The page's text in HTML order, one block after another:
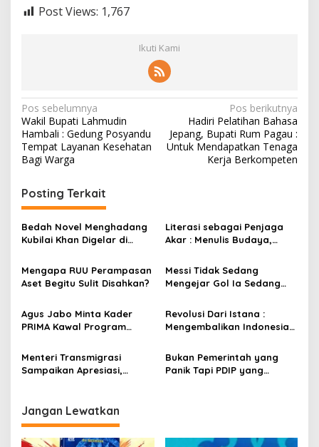
Post Views: 1,767
Ikuti Kami
N
a
v
g
a
s
p
o
s
Pos sebelumnya
Wakil Bupati Lahmudin
Hambali : Gedung Posyandu
Tempat Layanan Kesehatan
Bagi Warga
Pos berikutnya
Hadiri Pelatihan Bahasa
Jepang, Bupati Rum Pagau :
Untuk Mendapatkan Tenaga
Kerja Berkompeten
Posting Terkait
Bedah Novel Menghadang
Kubilai Khan Digelar di
Menyelami Heroisme
Leluhur Nusantara
Literasi sebagai Penjaga
Akar : Menulis Budaya,
Mengapa RUU Perampasan
Aset Begitu Sulit Disahkan?
Messi Tidak Sedang
Mengejar Gol Ia Sedang
Agus Jabo Minta Kader
PRIMA Kawal Program
Prabowo
Revolusi Dari Istana :
Mengembalikan Indonesia
Menteri Transmigrasi
Sampaikan Apresiasi,
Kembali
Bukan Pemerintah yang
Panik Tapi PDIP yang
Jangan Lewatkan